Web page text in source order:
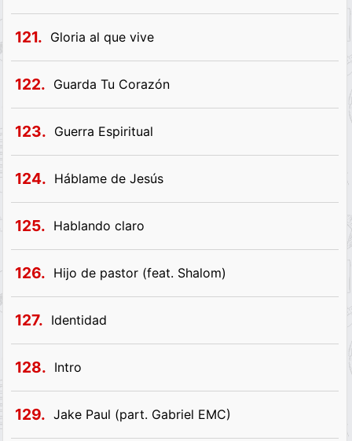
121. Gloria al que vive
122. Guarda Tu Corazón
123. Guerra Espiritual
124. Háblame de Jesús
125. Hablando claro
126. Hijo de pastor (feat. Shalom)
127. Identidad
128. Intro
129. Jake Paul (part. Gabriel EMC)